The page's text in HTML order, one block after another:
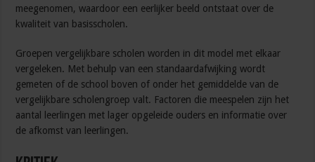
meegenomen, waardoor een eerlijker beeld ontstaat over de
kwaliteit van basisscholen.
Groepen vergelijkbare scholen worden in dit model met elkaar
vergeleken. Met behulp van een standaardafwijking wordt
gemeten of de school boven of onder het gemiddelde van de
vergelijkbare scholengroep valt. Factoren die meespelen zijn het
aantal leerlingen met lager opgeleide ouders en informatie over
de afkomst van leerlingen.